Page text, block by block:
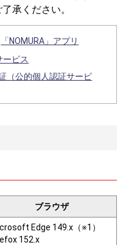
承ください。
「NOMURA」アプリ
ービス
（公的個人認証サービ
ブラウザ
Edge 149.x（※1）
152.x